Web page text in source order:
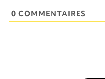
0 COMMENTAIRES